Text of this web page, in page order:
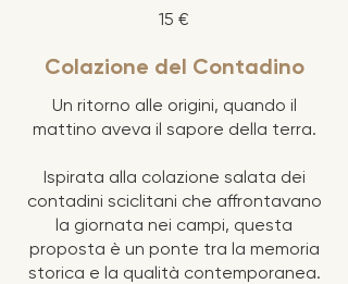
15 €
Colazione del Contadino
Un ritorno alle origini, quando il
mattino aveva il sapore della terra.
Ispirata alla colazione salata dei
contadini sciclitani che affrontavano
la giornata nei campi, questa
proposta è un ponte tra la memoria
storica e la qualità contemporanea.